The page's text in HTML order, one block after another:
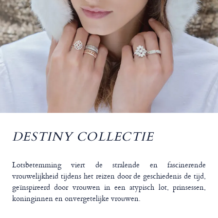
DESTINY COLLECTIE
Lotsbetemming viert de stralende en fascinerende
vrouwelijkheid tijdens het reizen door de geschiedenis de tijd,
geïnspireerd door vrouwen in een atypisch lot, prinsessen,
koninginnen en onvergetelijke vrouwen.